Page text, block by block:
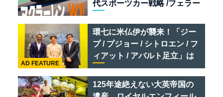
代スポーツカー戦略 /フェラー
リオ /ベントレー スーパース
ポーツ
環七に米仏伊が襲来！「ジー
プ / プジョー / シトロエン / フ
ィアット / アバルト足立」は
クルマのセレクトショップで
ある
AD FEATURE
125年途絶えない大英帝国の